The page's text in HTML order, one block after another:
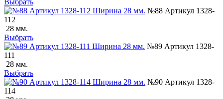
№88 Артикул 1328-
112
28 мм.
Выбрать
№89 Артикул 1328-
111
28 мм.
Выбрать
№90 Артикул 1328-
114